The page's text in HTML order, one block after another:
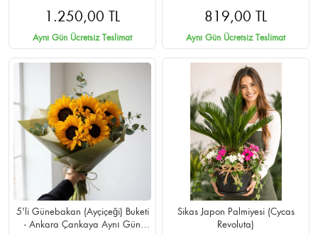
1.250,00 TL
Aynı Gün Ücretsiz Teslimat
819,00 TL
Aynı Gün Ücretsiz Teslimat
5'li Günebakan (Ayçiçeği) Buketi
- Ankara Çankaya Aynı Gün
Sikas Japon Palmiyesi (Cycas
Revoluta)